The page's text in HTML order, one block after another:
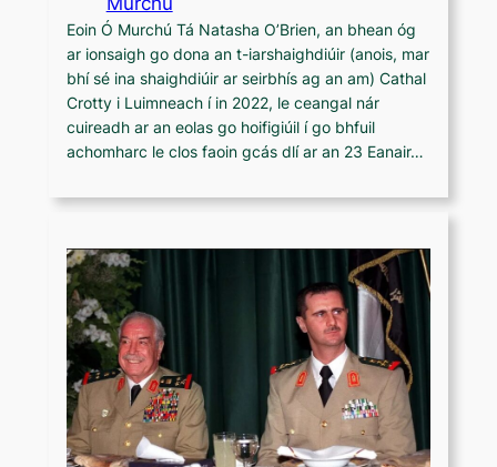
Eoin Ó Murchú Tá Natasha O’Brien, an bhean óg
ar ionsaigh go dona an t-iarshaighdiúir (anois, mar
bhí sé ina shaighdiúir ar seirbhís ag an am) Cathal
Crotty i Luimneach í in 2022, le ceangal nár
cuireadh ar an eolas go hoifigiúil í go bhfuil
achomharc le clos faoin gcás dlí ar an 23 Eanair…